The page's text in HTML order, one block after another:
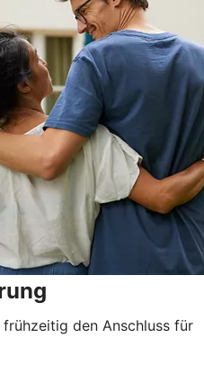
den Anschluss für